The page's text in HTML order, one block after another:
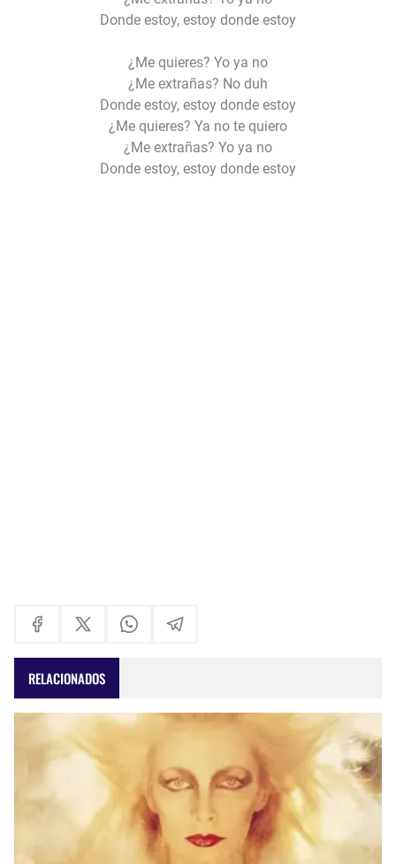
Donde estoy, estoy donde estoy
¿Me quieres? Yo ya no
¿Me extrañas? No duh
Donde estoy, estoy donde estoy
¿Me quieres? Ya no te quiero
¿Me extrañas? Yo ya no
Donde estoy, estoy donde estoy
RELACIONADOS